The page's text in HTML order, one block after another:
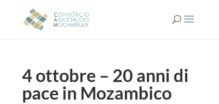
4 ottobre – 20 anni di
pace in Mozambico